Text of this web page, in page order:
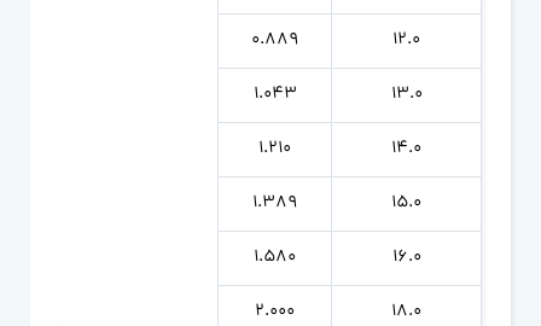
12.0
0.889
13.0
1.043
14.0
1.210
15.0
1.389
16.0
1.580
18.0
2.000